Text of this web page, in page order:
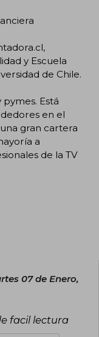
y Escuela
de Chile.
Está
en el
gran cartera
a
de la TV
07 de Enero,
facil lectura